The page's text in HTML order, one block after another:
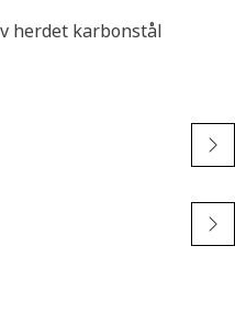
herdet karbonstål